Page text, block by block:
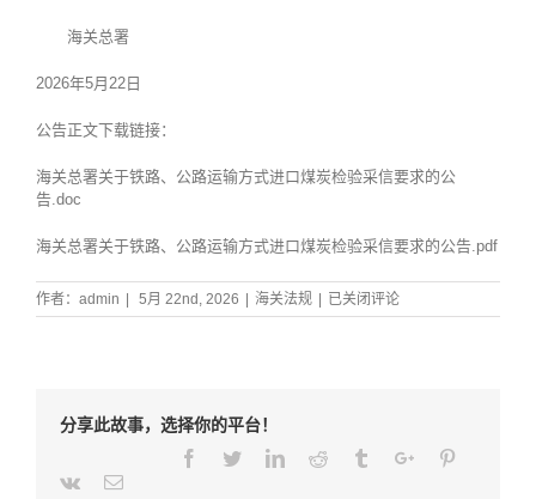
海关总署
2026年5月22日
公告正文下载链接：
海关总署关于铁路、公路运输方式进口煤炭检验采信要求的公
告.doc
海关总署关于铁路、公路运输方式进口煤炭检验采信要求的公告.pdf
作者： admin 5月 22nd, 2026 海关法规
海
关
已关闭评论
分享此故事，选择你的平台！
WeiboWeixin
Renren
Facebook
TwitterLinkedinReddit TumblrGoogle+
Vk
Email